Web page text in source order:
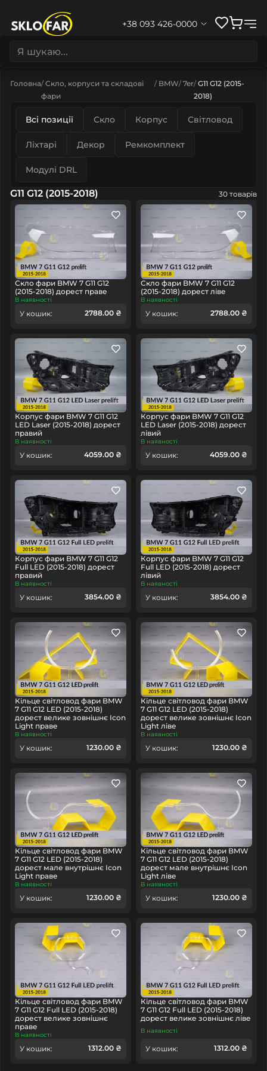
+38 093 426-0000
Головна Скло, корпуси та складові
фари
BMW 7er G11 G12 (2015-
2018)
Всі позиції Скло Корпус Світловод
Ліхтарі Декор Ремкомплект
Модулі DRL
G11 G12 (2015-2018) 30 товарів
Скло фари BMW 7 G11 G12
(2015-2018) дорест праве
В наявності
У кошик: 2788.00 ₴
Скло фари BMW 7 G11 G12
(2015-2018) дорест ліве
В наявності
У кошик: 2788.00 ₴
Корпус фари BMW 7 G11 G12
LED Laser (2015-2018) дорест
правий
В наявності
У кошик: 4059.00 ₴
Корпус фари BMW 7 G11 G12
LED Laser (2015-2018) дорест
лівий
В наявності
У кошик: 4059.00 ₴
Корпус фари BMW 7 G11 G12
Full LED (2015-2018) дорест
правий
В наявності
У кошик: 3854.00 ₴
Корпус фари BMW 7 G11 G12
Full LED (2015-2018) дорест
лівий
В наявності
У кошик: 3854.00 ₴
Кільце світловод фари BMW
7 G11 G12 LED (2015-2018)
дорест велике зовнішнє Icon
Light праве
В наявності
У кошик: 1230.00 ₴
Кільце світловод фари BMW
7 G11 G12 LED (2015-2018)
дорест велике зовнішнє Icon
Light ліве
В наявності
У кошик: 1230.00 ₴
Кільце світловод фари BMW
7 G11 G12 LED (2015-2018)
дорест мале внутрішнє Icon
Light праве
В наявності
У кошик: 1230.00 ₴
Кільце світловод фари BMW
7 G11 G12 LED (2015-2018)
дорест мале внутрішнє Icon
Light ліве
В наявності
У кошик: 1230.00 ₴
Кільце світловод фари BMW
7 G11 G12 Full LED (2015-2018)
дорест велике зовнішнє
праве
В наявності
У кошик: 1312.00 ₴
Кільце світловод фари BMW
7 G11 G12 Full LED (2015-2018)
дорест велике зовнішнє ліве
В наявності
У кошик: 1312.00 ₴